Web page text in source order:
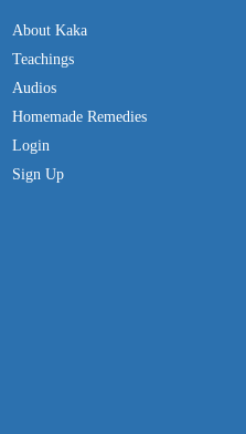
About Kaka
Teachings
Audios
Homemade Remedies
Login
Sign Up